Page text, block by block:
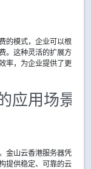
的模式，企业可以根
。这种灵活的扩展方
率，为企业提供了更
应用场景
金山云香港服务器凭
提供稳定、可靠的云